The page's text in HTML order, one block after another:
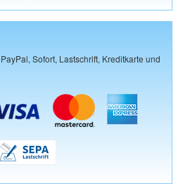
Sofort, Lastschrift, Kreditkarte und